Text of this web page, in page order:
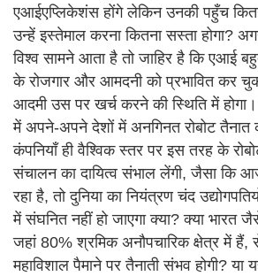
एआईएप्लिकेशंस होंगे लेकिन उनकी पहुँच
उन्हें इस्तेमाल करना कितना सस्ता होगा?
विश्व सामने आता है तो जाहिर है कि एआई
के रोजगार और आमदनी को प्रभावित कर
आदमी उस पर खर्च करने की स्थिति में
में अपने-अपने देशों में अनगिनत रोबोट
कंपनियाँ ही वैश्विक स्तर पर इस तरह के
संचालन का दायित्व संभाल लेंगी, जैसा कि
रहा है, तो दुनिया का नियंत्रण चंद
में संघनित नहीं हो जाएगा क्या? क्या भारत
जहां 80% श्रमिक अनौपचारिक क्षेत्र में हैं,
महाविशाल पैमाने पर तैनाती संभव होगी?